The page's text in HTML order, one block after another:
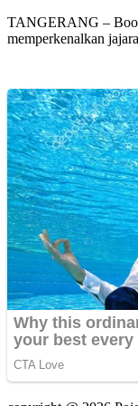
TANGERANG –
memperkenalkan